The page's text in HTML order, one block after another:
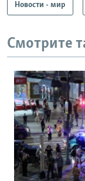
Новости - мир
Смотрите